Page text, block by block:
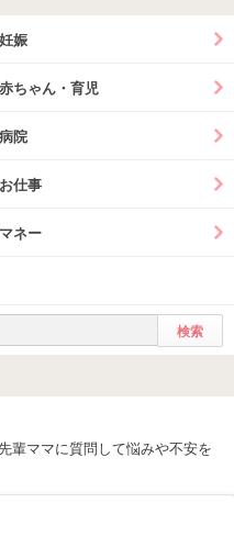
妊娠
赤ちゃん・育児
病院
お仕事
マネー
輩ママに質問して悩みや不安を